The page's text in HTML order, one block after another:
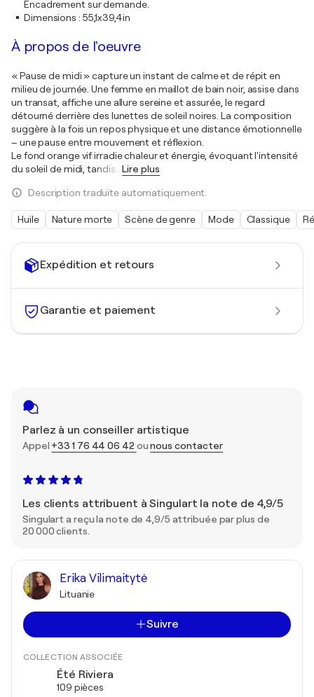
Expédition et retours
Garantie et paiement
Parlez à un conseiller artistique
Appel +33 1 76 44 06 42 ounous contacter
Les clients attribuent à Singulart la note de 4,9/5
Singulart a reçu la note de 4,9/5 attribuée par plus de
20 000 clients.
Erika Vilimaitytė
Lituanie
Suivre
COLLECTION ASSOCIÉE
Été Riviera
109 pièces
Encadrement sur demande.
Dimensions : 55,1x39,4in
À propos de l'oeuvre
« Pause de midi » capture un instant de calme et de répit en
milieu de journée. Une femme en maillot de bain noir, assise dans
un transat, affiche une allure sereine et assurée, le regard
détourné derrière des lunettes de soleil noires. La composition
suggère à la fois un repos physique et une distance émotionnelle
– une pause entre mouvement et réflexion.
Le fond orange vif irradie chaleur et énergie, évoquant l'intensité
du soleil de midi, tandis
Lire plus
Description traduite automatiquement.
Huile Nature morte Scène de genre Mode Classique